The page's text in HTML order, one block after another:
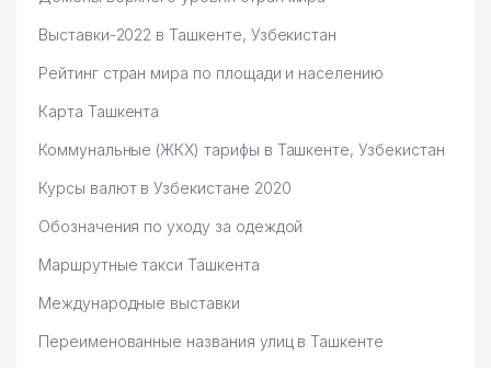
Выставки-2022 в Ташкенте, Узбекистан
Рейтинг стран мира по площади и населению
Карта Ташкента
Коммунальные (ЖКХ) тарифы в Ташкенте, Узбекистан
Курсы валют в Узбекистане 2020
Обозначения по уходу за одеждой
Маршрутные такси Ташкента
Международные выставки
Переименованные названия улиц в Ташкенте